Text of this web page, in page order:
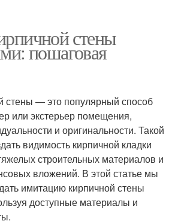
стены
пошаговая
стены — это популярный способ
или экстерьер помещения,
и оригинальности. Такой
видимость кирпичной кладки
строительных материалов и
вложений. В этой статье мы
имитацию кирпичной стены
доступные материалы и